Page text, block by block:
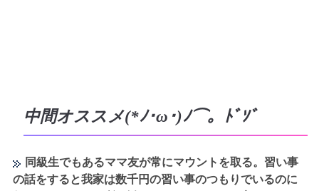
中間オススメ(*ﾉ･ω･)ﾉ⌒。ﾄﾞｿﾞ
同級生でもあるママ友が常にマウントを取る。習い事
の話をすると我家は数千円の習い事のつもりでいるのに